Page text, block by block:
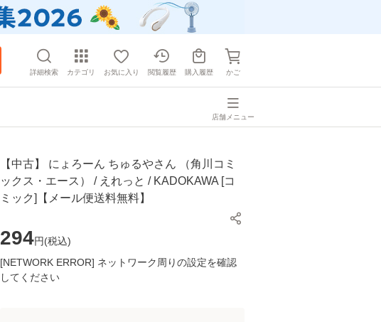
詳細検索 カテゴリ お気に入り 閲覧履歴 購入履歴 かご
店舗メニュー
【中古】 にょろーん ちゅるやさん （角川コミ
ックス・エース） / えれっと / KADOKAWA [コ
ミック]【メール便送料無料】
294円(税込)
[NETWORK ERROR] ネットワーク周りの設定を確認
してください